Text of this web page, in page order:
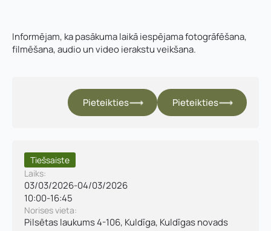
Informējam, ka pasākuma laikā iespējama fotogrāfēšana,
filmēšana, audio un video ierakstu veikšana.
Pieteikties Pieteikties
Tiešsaiste
Laiks:
03/03/2026-04/03/2026
10:00-16:45
Norises vieta:
Pilsētas laukums 4-106, Kuldīga, Kuldīgas novads
Vārds*
Vārds, uzvārds
Uzņēmuma reģistrācijas numurs: